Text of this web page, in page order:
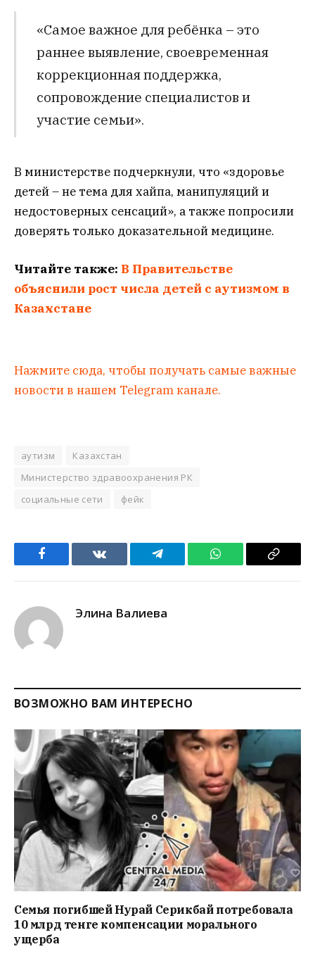
«Самое важное для ребёнка – это
раннее выявление, своевременная
коррекционная поддержка,
сопровождение специалистов и
участие семьи».
В министерстве подчеркнули, что «здоровье
детей – не тема для хайпа, манипуляций и
недостоверных сенсаций», а также попросили
доверять только доказательной медицине.
Читайте также: В Правительстве
объяснили рост числа детей с аутизмом в
Казахстане
Нажмите сюда, чтобы получать самые важные
новости в нашем Telegram канале.
аутизм
Казахстан
Министерство здравоохранения РК
социальные сети
фейк
Facebook VKontakteTelegram WhatsApp Copy
Элина Валиева
ВОЗМОЖНО ВАМ ИНТЕРЕСНО
Семья погибшей Нурай Серикбай потребовала
10 млрд тенге компенсации морального
ущерба